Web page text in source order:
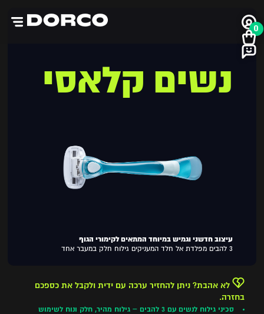
0
נשים קלאסי
עיצוב חדשני וגמיש במיוחד המתאים לקימורי הגוף
3 להבים מפלדת אל חלד המעניקים גילוח חלק במעבר אחד
לא אהבת? ניתן להחזיר ערכה עם ידית ולקבל את כספכם
בחזרה.
סכיני גילוח לנשים עם 3 להבים – גילוח מהיר, חלק ונוח לשימוש